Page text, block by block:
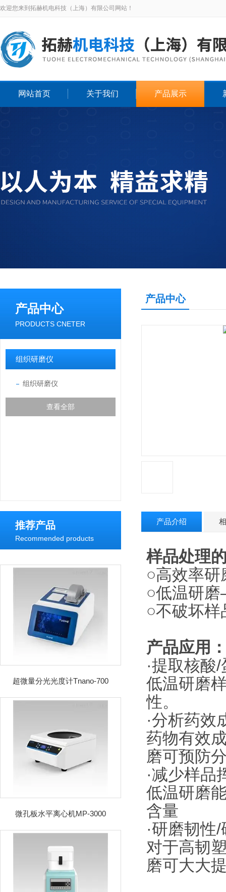
欢迎您来到拓赫机电科技（上海）有限公司网站！
网站首页 关于我们 产品展示
产品中心
PRODUCTS CNETER
组织研磨仪
组织研磨仪
查看全部
推荐产品
Recommended products
超微量分光光度计Tnano-700
微孔板水平离心机MP-3000
产品中心
产品介绍
样品处理
○高效率
○低温研
○不破坏
产品应用
·提取核酸
低温研磨
性。
·分析药效
药物有效
磨可预防
·减少样品
低温研磨
含量
·研磨韧性
对于高韧
磨可大大